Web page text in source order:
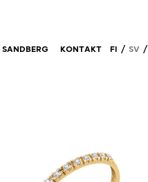
SANDBERG KONTAKT FI / SV /